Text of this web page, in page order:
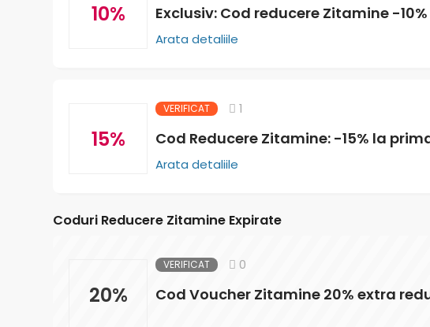
10% Exclusiv: Cod reducere Zitamine -
Arata detaliile
15%
VERIFICAT 1
Cod Reducere Zitamine: -15% la
Arata detaliile
Coduri Reducere Zitamine Expirate
20%
VERIFICAT 0
Cod Voucher Zitamine 20% extra